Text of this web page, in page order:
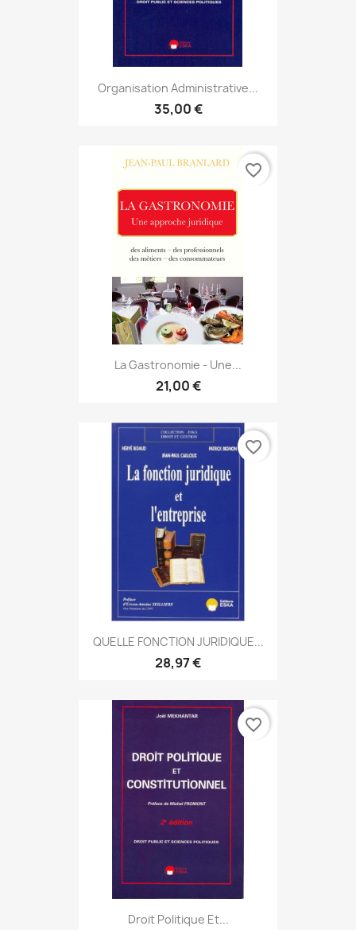
Organisation Administrative...
35,00 €
La Gastronomie - Une...
21,00 €
favorite_border
QUELLE FONCTION JURIDIQUE...
28,97 €
favorite_border
Droit Politique Et...
favorite_border